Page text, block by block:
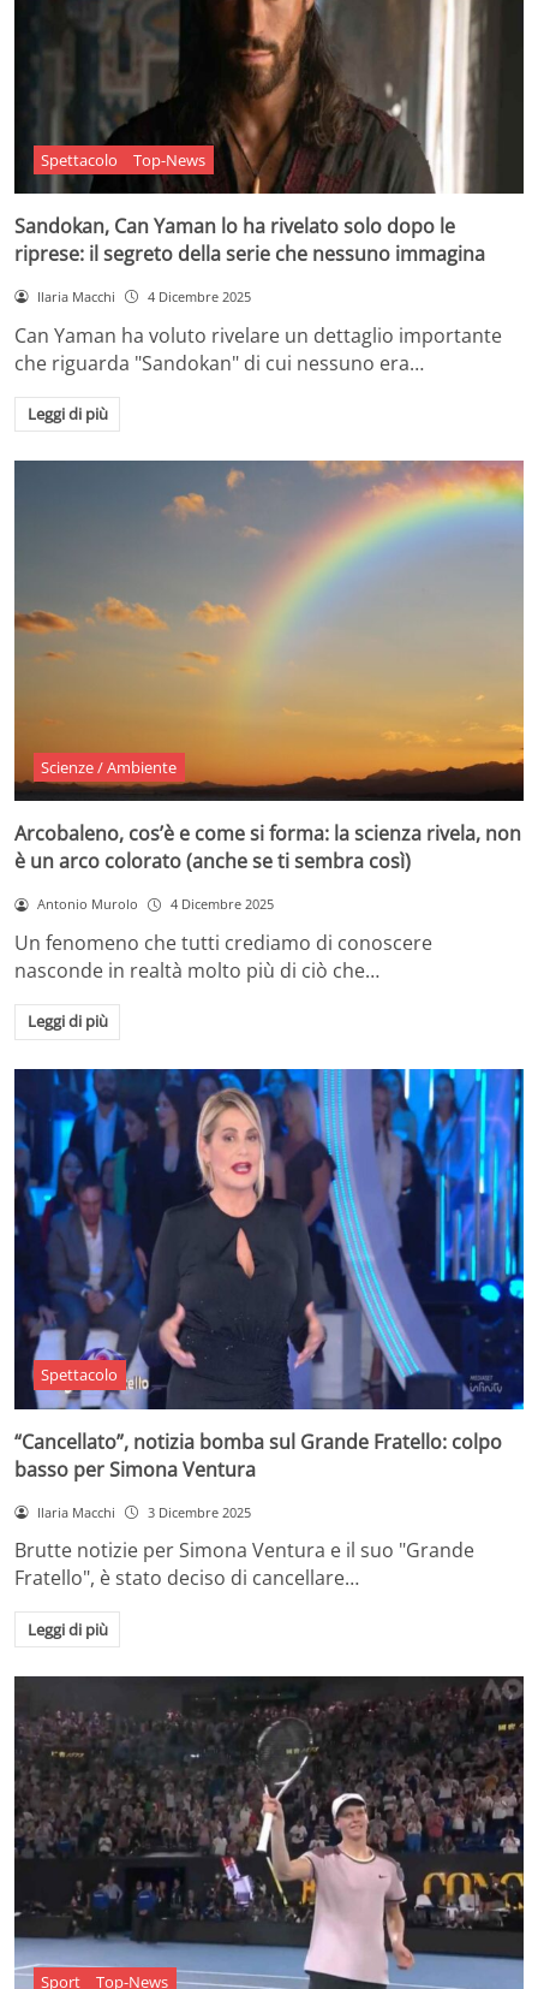
Spettacolo Top-News
Sandokan, Can Yaman lo ha rivelato solo dopo le
riprese: il segreto della serie che nessuno immagina
Ilaria Macchi 4 Dicembre 2025
Can Yaman ha voluto rivelare un dettaglio importante
che riguarda "Sandokan" di cui nessuno era…
Leggi di più
Scienze / Ambiente
Arcobaleno, cos’è e come si forma: la scienza rivela, non
è un arco colorato (anche se ti sembra così)
Antonio Murolo 4 Dicembre 2025
Un fenomeno che tutti crediamo di conoscere
nasconde in realtà molto più di ciò che…
Leggi di più
Spettacolo
“Cancellato”, notizia bomba sul Grande Fratello: colpo
basso per Simona Ventura
Ilaria Macchi 3 Dicembre 2025
Brutte notizie per Simona Ventura e il suo "Grande
Fratello", è stato deciso di cancellare…
Leggi di più
Sport Top-News